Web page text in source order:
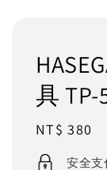
具
Regular
price
NT$ 380
安全支